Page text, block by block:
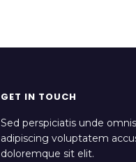
GET IN TOUCH
Sed perspiciatis unde
adipiscing voluptatem
doloremque sit elit.